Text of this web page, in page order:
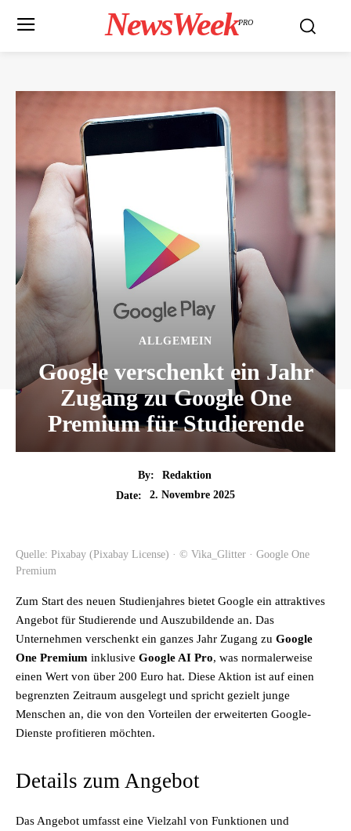
NewsWeekPRO
ALLGEMEIN
Google verschenkt ein Jahr
Zugang zu Google One
Premium für Studierende
By:
Redaktion
Date:
2. Novembre 2025
Quelle: Pixabay (Pixabay License) · © Vika_Glitter · Google One
Premium
Zum Start des neuen Studienjahres bietet Google ein attraktives
Angebot für Studierende und Auszubildende an. Das
Unternehmen verschenkt ein ganzes Jahr Zugang zu Google
One Premium inklusive Google AI Pro, was normalerweise
einen Wert von über 200 Euro hat. Diese Aktion ist auf einen
begrenzten Zeitraum ausgelegt und spricht gezielt junge
Menschen an, die von den Vorteilen der erweiterten Google-
Dienste profitieren möchten.
Details zum Angebot
Das Angebot umfasst eine Vielzahl von Funktionen und